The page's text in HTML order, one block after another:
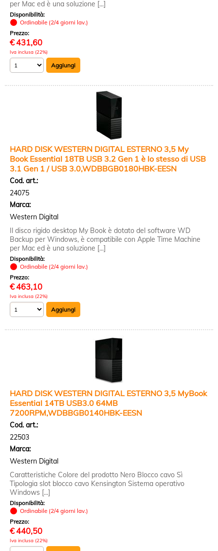
per Mac ed è una soluzione [...]
Disponibilità:
Ordinabile (2/4 giorni lav.)
Prezzo:
€431,60
Iva inclusa (22%)
HARD DISK WESTERN DIGITAL ESTERNO 3,5 My
Book Essential 18TB USB 3.2 Gen 1 è lo stesso di USB
3.1 Gen 1 / USB 3.0,WDBBGB0180HBK-EESN
Cod. art.:
24075
Marca:
Western Digital
Il disco rigido desktop My Book è dotato del software WD
Backup per Windows, è compatibile con Apple Time Machine
per Mac ed è una soluzione [...]
Disponibilità:
Ordinabile (2/4 giorni lav.)
Prezzo:
€463,10
Iva inclusa (22%)
HARD DISK WESTERN DIGITAL ESTERNO 3,5 MyBook
Essential 14TB USB3.0 64MB
7200RPM,WDBBGB0140HBK-EESN
Cod. art.:
22503
Marca:
Western Digital
Caratteristiche Colore del prodotto Nero Blocco cavo Sì
Tipologia slot blocco cavo Kensington Sistema operativo
Windows [...]
Disponibilità:
Ordinabile (2/4 giorni lav.)
Prezzo:
€440,50
Iva inclusa (22%)